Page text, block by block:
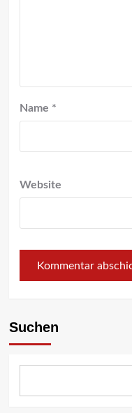
Name *
Website
Suchen